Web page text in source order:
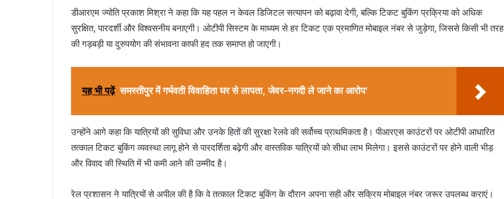
डीआरएम ज्योति प्रकाश मिश्रा ने कहा कि यह पहल न केवल डिजिटल सत्यापन को बढ़ावा देगी, बल्कि टिकट बुकिंग प्रक्रिया को अधिक
सुरक्षित, पारदर्शी और विश्वसनीय बनाएगी। ओटीपी सिस्टम के माध्यम से हर टिकट एक प्रमाणित मोबाइल नंबर से जुड़ेगा, जिससे किसी भी तरह
की गड़बड़ी या दुरुपयोग की संभावना काफी हद तक समाप्त हो जाएगी।
यह भी पढ़ें समस्तीपुर में गर्भवती विवाहिता घर से लापता, जेवर-नगदी ले जाने का आरोप'
उन्होंने आगे कहा कि यात्रियों की सुविधा और उनके हितों की सुरक्षा रेलवे की सर्वोच्च प्राथमिकता है। पीआरएस काउंटरों पर ओटीपी आधारित
तत्काल टिकट बुकिंग व्यवस्था लागू होने से पारदर्शिता बढ़ेगी और वास्तविक यात्रियों को सीधा लाभ मिलेगा। इससे काउंटरों पर होने वाली भीड़
और विवाद की स्थिति में भी कमी आने की उम्मीद है।
रेल प्रशासन ने यात्रियों से अपील की है कि वे तत्काल टिकट बुकिंग के दौरान अपना सही और सक्रिय मोबाइल नंबर जरूर उपलब्ध कराएं।